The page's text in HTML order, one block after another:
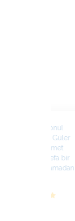
firmasına gönül
Güler
bir hizmet
emin olun. İlk defa bir
sorun yaşamadan